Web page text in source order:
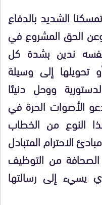
الشديد بالدفاع
الحق المشروع في
نفسه ندين بشدة كل
تحويلها إلى وسيلة
ووحل دنيئا
الأصوات الحرة في
النوع من الخطاب
الاحترام المتبادل
من التوظيف
يسيء إلى رسالتها